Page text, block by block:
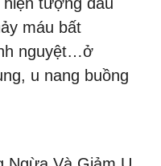
máu bất
nguyệt…ở
u nang buồng